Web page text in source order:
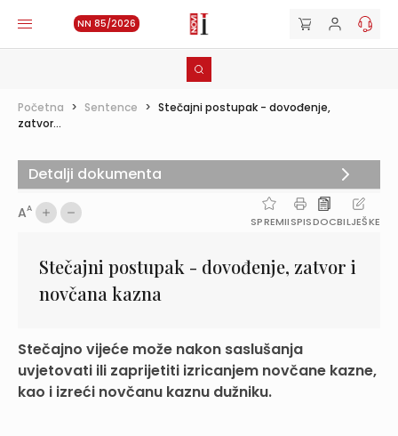
NN 85/2026
Početna > Sentence > Stečajni postupak - dovođenje,
zatvor...
AA
SPREMIISPISDOCBILJEŠKE
Stečajni postupak - dovođenje, zatvor i
novčana kazna
Stečajno vijeće može nakon saslušanja
uvjetovati ili zaprijetiti izricanjem novčane kazne,
kao i izreći novčanu kaznu dužniku.
Detalji dokumenta